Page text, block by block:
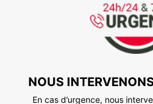
NOUS
En cas d’urgence, nous